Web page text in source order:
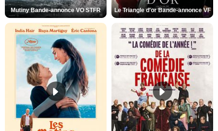
Mutiny Bande-annonce VO STFR Le Triangle d'or Bande-annonce VF